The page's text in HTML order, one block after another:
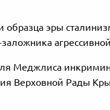
образца эры
Меджлиса
Верховной Рады